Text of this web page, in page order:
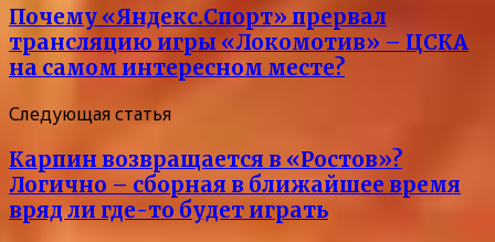
Почему «Яндекс.Спорт» прервал
трансляцию игры «Локомотив» – ЦСКА
на самом интересном месте?
Следующая статья
Карпин возвращается в «Ростов»?
Логично – сборная в ближайшее время
вряд ли где-то будет играть